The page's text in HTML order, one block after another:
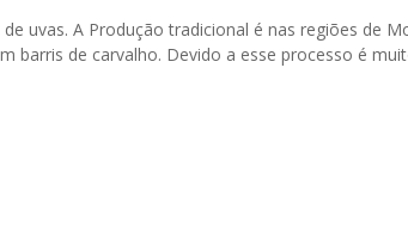
uvas. A Produção tradicional é nas regiões de
barris de carvalho. Devido a esse processo é